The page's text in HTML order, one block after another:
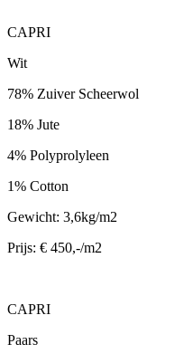
CAPRI
Wit
78% Zuiver Scheerwol
18% Jute
4% Polyprolyleen
1% Cotton
Gewicht: 3,6kg/m2
Prijs: € 450,-/m2
CAPRI
Paars